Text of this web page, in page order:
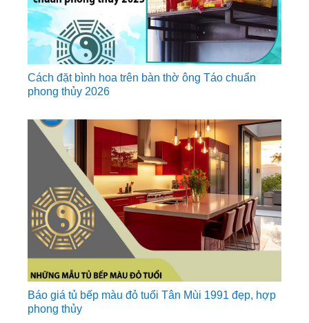
Cách đặt bình hoa trên bàn thờ ông Táo chuẩn
phong thủy 2026
Báo giá tủ bếp màu đỏ tuổi Tân Mùi 1991 đẹp, hợp
phong thủy